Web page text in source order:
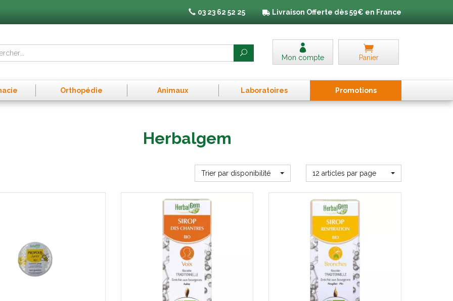
03 23 62 52 25 Livraison Offerte dès 59€ en France
Mon compte Panier
Orthopédie Animaux Laboratoires Promotions
Herbalgem
Trier par disponibilité 12 articles par page